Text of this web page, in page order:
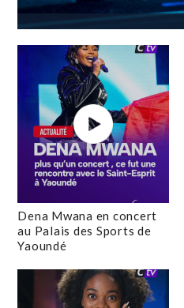
Dena Mwana en concert
au Palais des Sports de
Yaoundé